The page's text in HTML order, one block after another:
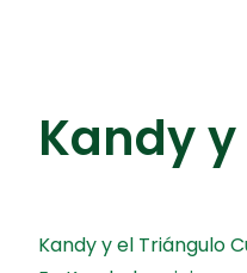
Kandy
Kandy y el Triángulo